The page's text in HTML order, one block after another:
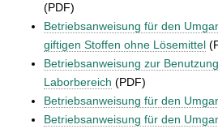
(PDF)
Betriebsanweisung für den
giftigen Stoffen ohne Lösemittel
Betriebsanweisung zur
Laborbereich (PDF)
Betriebsanweisung für den
Betriebsanweisung für den